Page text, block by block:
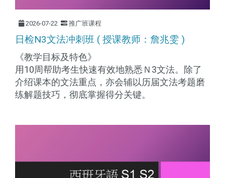
2026-07-22 推广班课程
日检N3文法冲刺班 ( 授课教师：詹兆雯 )
《教学目标及特色》
用10周帮助考生快速有效地熟悉Ｎ3文法。除了
介绍课本的文法重点，亦会辅以历届文法考题磨
练解题技巧，彻底掌握得分关键。